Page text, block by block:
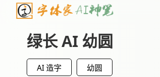
绿长 AI 幼圆
AI 造字 幼圆